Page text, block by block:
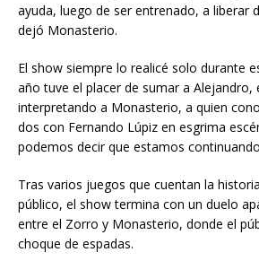
ayuda, luego de ser entrenado, a liberar
dejó Monasterio.
El show siempre lo realicé solo durante
año tuve el placer de sumar a Alejandro,
interpretando a Monasterio, a quien
dos con Fernando Lúpiz en esgrima
podemos decir que estamos
Tras varios juegos que cuentan la
público, el show termina con un duelo
entre el Zorro y Monasterio, donde el
choque de espadas.